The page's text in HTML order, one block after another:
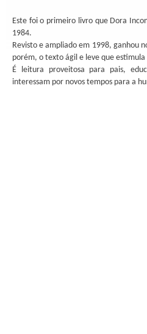
Este foi o primeiro livro que Dora
1984.
Revisto e ampliado em 1998, ganhou
porém, o texto ágil e leve que
É leitura proveitosa para pais,
interessam por novos tempos para a